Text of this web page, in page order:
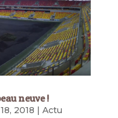
neuve !
2018 | Actu